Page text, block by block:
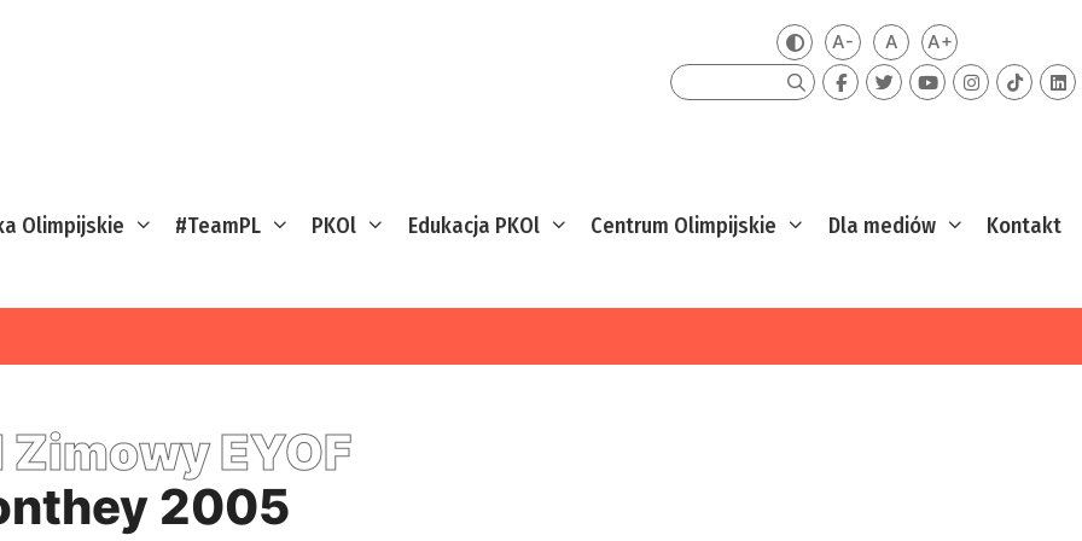
Zmień kontrast
A-Mniejsza czcionka
ADomyślna czcionka
A+Większa
Szukaj
Olimpijskie #TeamPL PKOl Edukacja PKOl Centrum Olimpijskie Dla mediów Kontakt
Zimowy EYOF
2005